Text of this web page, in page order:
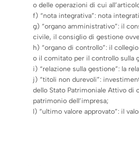
o delle operazioni di cui
f) “nota integrativa”: nota
g) “organo amministrativo”: il
civile, il consiglio di gestione
h) “organo di controllo”: il
o il comitato per il controllo sulla
i) “relazione sulla gestione”: la
j) “titoli non durevoli”:
dello Stato Patrimoniale Attivo di
patrimonio dell’impresa;
l) “ultimo valore approvato”: il